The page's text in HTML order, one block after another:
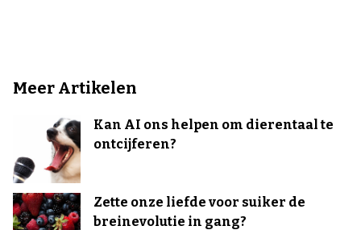
Meer Artikelen
Kan AI ons helpen om dierentaal te
ontcijferen?
Zette onze liefde voor suiker de
breinevolutie in gang?